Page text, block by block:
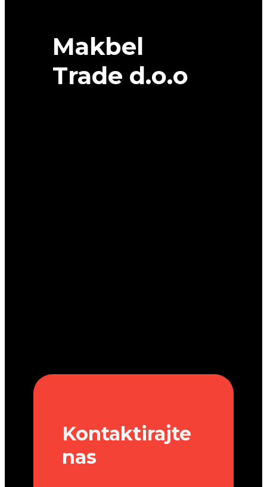
Makbel
Trade d.o.o
Kontaktirajte
nas